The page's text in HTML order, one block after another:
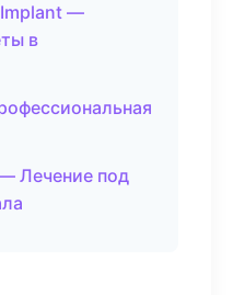
Implant —
в
Лечение под